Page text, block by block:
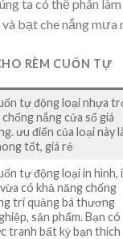
ta có thể phân
và bạt che nắng
RÈM CUỐN TỰ
tự động loại nhựa
nắng cửa sổ giá
ưu điển của loại này
tốt, giá rẻ
tự động loại in hình,
có khả năng chống
trí quảng bá thương
sản phẩm. Bạn có
tranh bất kỳ bạn thích